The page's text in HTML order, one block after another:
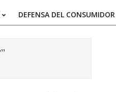
DEFENSA DEL CONSUMIDOR